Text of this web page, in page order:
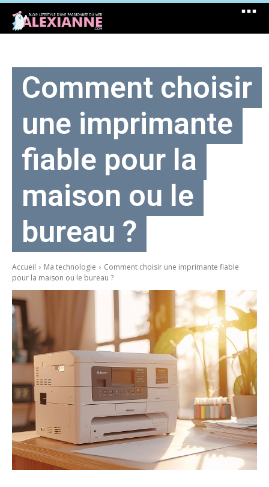
Comment choisir
une imprimante
fiable pour la
maison ou le
bureau ?
Accueil Ma technologie
Comment choisir une imprimante fiable
pour la maison ou le bureau ?